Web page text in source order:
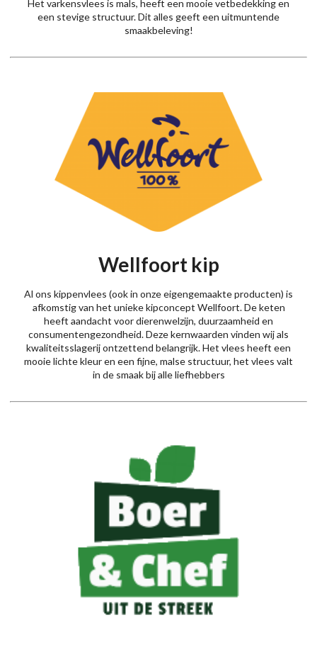
Het varkensvlees is mals, heeft een mooie vetbedekking en
een stevige structuur. Dit alles geeft een uitmuntende
smaakbeleving!
Wellfoort kip
Al ons kippenvlees (ook in onze eigengemaakte producten) is
afkomstig van het unieke kipconcept Wellfoort. De keten
heeft aandacht voor dierenwelzijn, duurzaamheid en
consumentengezondheid. Deze kernwaarden vinden wij als
kwaliteitsslagerij ontzettend belangrijk. Het vlees heeft een
mooie lichte kleur en een fijne, malse structuur, het vlees valt
in de smaak bij alle liefhebbers